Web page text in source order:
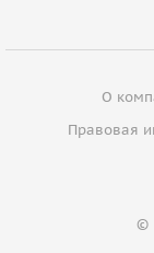
О
Правовая
©